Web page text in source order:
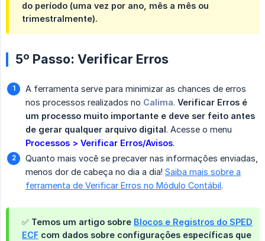
do período (uma vez por ano, mês a mês ou
trimestralmente).
5º Passo: Verificar Erros
A ferramenta serve para minimizar as chances de erros
nos processos realizados no Calima. Verificar Erros é
um processo muito importante e deve ser feito antes
de gerar qualquer arquivo digital. Acesse o menu
Processos > Verificar Erros/Avisos.
Quanto mais você se precaver nas informações enviadas,
menos dor de cabeça no dia a dia! Saiba mais sobre a
ferramenta de Verificar Erros no Módulo Contábil.
✅ Temos um artigo sobre Blocos e Registros do SPED
ECF com dados sobre configurações específicas que